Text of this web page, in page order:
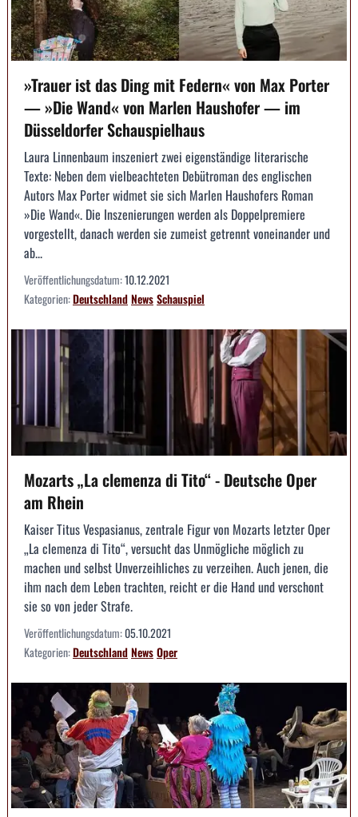
»Trauer ist das Ding mit Federn« von Max Porter
— »Die Wand« von Marlen Haushofer — im
Düsseldorfer Schauspielhaus
Laura Linnenbaum inszeniert zwei eigenständige literarische
Texte: Neben dem vielbeachteten Debütroman des englischen
Autors Max Porter widmet sie sich Marlen Haushofers Roman
»Die Wand«. Die Inszenierungen werden als Doppelpremiere
vorgestellt, danach werden sie zumeist getrennt voneinander und
ab...
Veröffentlichungsdatum:10.12.2021
Kategorien:DeutschlandNewsSchauspiel
Mozarts „La clemenza di Tito“ - Deutsche Oper
am Rhein
Kaiser Titus Vespasianus, zentrale Figur von Mozarts letzter Oper
„La clemenza di Tito“, versucht das Unmögliche möglich zu
machen und selbst Unverzeihliches zu verzeihen. Auch jenen, die
ihm nach dem Leben trachten, reicht er die Hand und verschont
sie so von jeder Strafe.
Veröffentlichungsdatum:05.10.2021
Kategorien:DeutschlandNewsOper